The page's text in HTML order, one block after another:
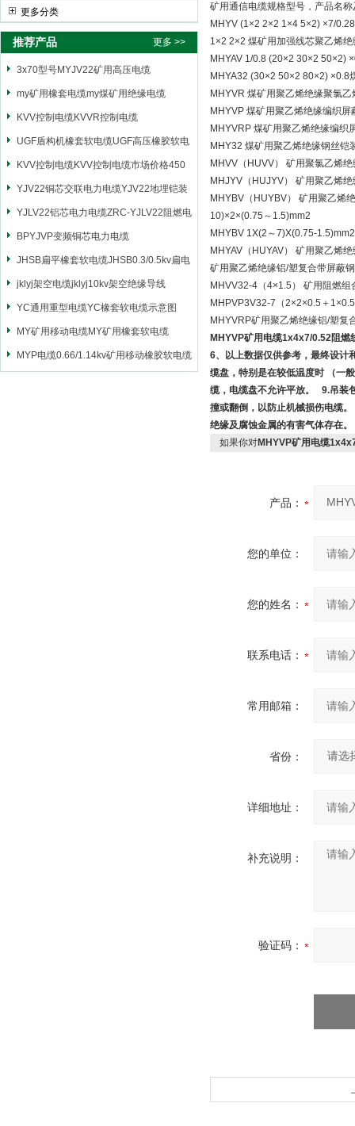
更多分类
推荐产品 更多 >>
3x70型号MYJV22矿用高压电缆
my矿用橡套电缆my煤矿用绝缘电缆
KVV控制电缆KVVR控制电缆
UGF盾构机橡套软电缆UGF高压橡胶软电
缆
KVV控制电缆KVV控制电缆市场价格450
YJV22铜芯交联电力电缆YJV22地埋铠装
电源电缆
YJLV22铝芯电力电缆ZRC-YJLV22阻燃电
力电缆
BPYJVP变频铜芯电力电缆
JHSB扁平橡套软电缆JHSB0.3/0.5kv扁电
缆
jklyj架空电缆jklyj10kv架空绝缘导线
YC通用重型电缆YC橡套软电缆示意图
MY矿用移动电缆MY矿用橡套软电缆
MYP电缆0.66/1.14kv矿用移动橡胶软电缆
矿用通信电缆规格型号，产品名称
MHYV (1×2 2×2 1×4 5×2) ×7/
1×2 2×2 煤矿用加强线芯聚乙烯
MHYAV 1/0.8 (20×2 30×2 50×2)
MHYA32 (30×2 50×2 80×2) ×0.8
MHYVR 煤矿用聚乙烯绝缘聚氯
MHYVP 煤矿用聚乙烯绝缘编织
MHYVRP 煤矿用聚乙烯绝缘编织
MHY32 煤矿用聚乙烯绝缘钢丝铠
MHVV（HUVV） 矿用聚氯乙烯
MHJYV（HUJYV） 矿用聚乙烯
MHYBV（HUYBV） 矿用聚乙烯
10)×2×(0.75～1.5)mm2
MHYBV 1X(2～7)X(0.75-1.5)mm2
MHYAV（HUYAV） 矿用聚乙烯
矿用聚乙烯绝缘铝/塑复合带屏蔽
MHVV32-4（4×1.5） 矿用阻燃
MHPVP3V32-7（2×2×0.5＋
MHYVRP矿用聚乙烯绝缘铝/塑复
MHYVP矿用电缆1x4x7/0.52阻燃
6、以上数据仅供参考，最终设计
缆盘，特别是在较低温度时 （一
缆，电缆盘不允许平放。 9.吊装
撞或翻倒，以防止机械损伤电缆
绝缘及腐蚀金属的有害气体存在
如果你对MHYVP矿用电缆
产品：
您的单位：
您的姓名：
联系电话：
常用邮箱：
省份：
详细地址：
补充说明：
验证码：